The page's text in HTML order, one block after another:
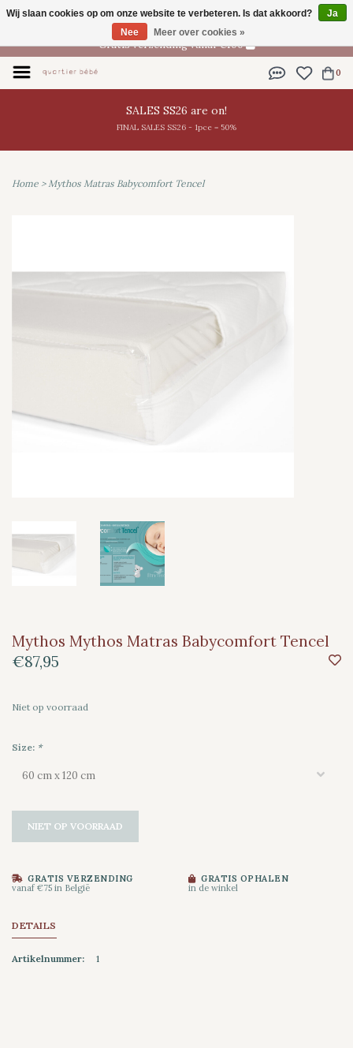
NL
Gratis verzending vanaf €100
0
SALES SS26 are on!
FINAL SALES SS26 - 1pce = 50%
Home >Mythos Matras Babycomfort Tencel
Mythos Mythos Matras Babycomfort Tencel
€87,95
Niet op voorraad
Size: *
NIET OP VOORRAAD
GRATIS VERZENDING
vanaf €75 in België
GRATIS OPHALEN
in de winkel
DETAILS
Artikelnummer: 1
Wij slaan cookies op om onze website te verbeteren. Is dat akkoord?
Ja
Nee
Meer over cookies »